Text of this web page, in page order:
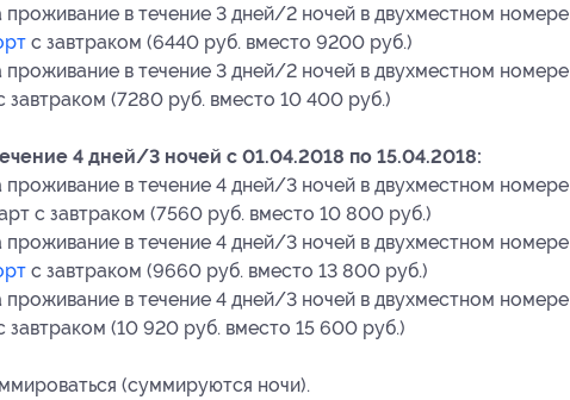
в течение 3 дней/2 ночей в двухместном номере
с завтраком (6440 руб. вместо 9200 руб.)
в течение 3 дней/2 ночей в двухместном номере
завтраком (7280 руб. вместо 10 400 руб.)
4 дней/3 ночей c 01.04.2018 по 15.04.2018:
в течение 4 дней/3 ночей в двухместном номере
с завтраком (7560 руб. вместо 10 800 руб.)
в течение 4 дней/3 ночей в двухместном номере
с завтраком (9660 руб. вместо 13 800 руб.)
в течение 4 дней/3 ночей в двухместном номере
завтраком (10 920 руб. вместо 15 600 руб.)
(суммируются ночи).